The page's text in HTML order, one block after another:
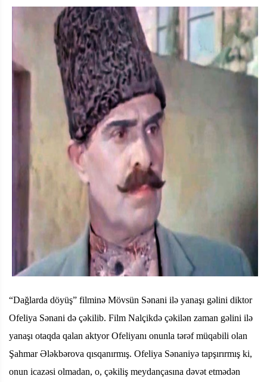
“Dağlarda döyüş” filminə Mövsün Sənani ilə yanaşı gəlini diktor
Ofeliya Sənani də çəkilib. Film Nalçikdə çəkilən zaman gəlini ilə
yanaşı otaqda qalan aktyor Ofeliyanı onunla tərəf müqabili olan
Şahmar Ələkbərova qısqanırmış. Ofeliya Sənaniyə tapşırırmış ki,
onun icazəsi olmadan, o, çəkiliş meydançasına dəvət etmədən